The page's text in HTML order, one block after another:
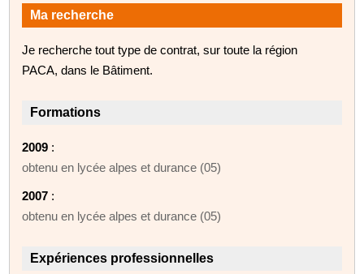
Ma recherche
Je recherche tout type de contrat, sur toute la région
PACA, dans le Bâtiment.
Formations
2009 :
obtenu en lycée alpes et durance (05)
2007 :
obtenu en lycée alpes et durance (05)
Expériences professionnelles